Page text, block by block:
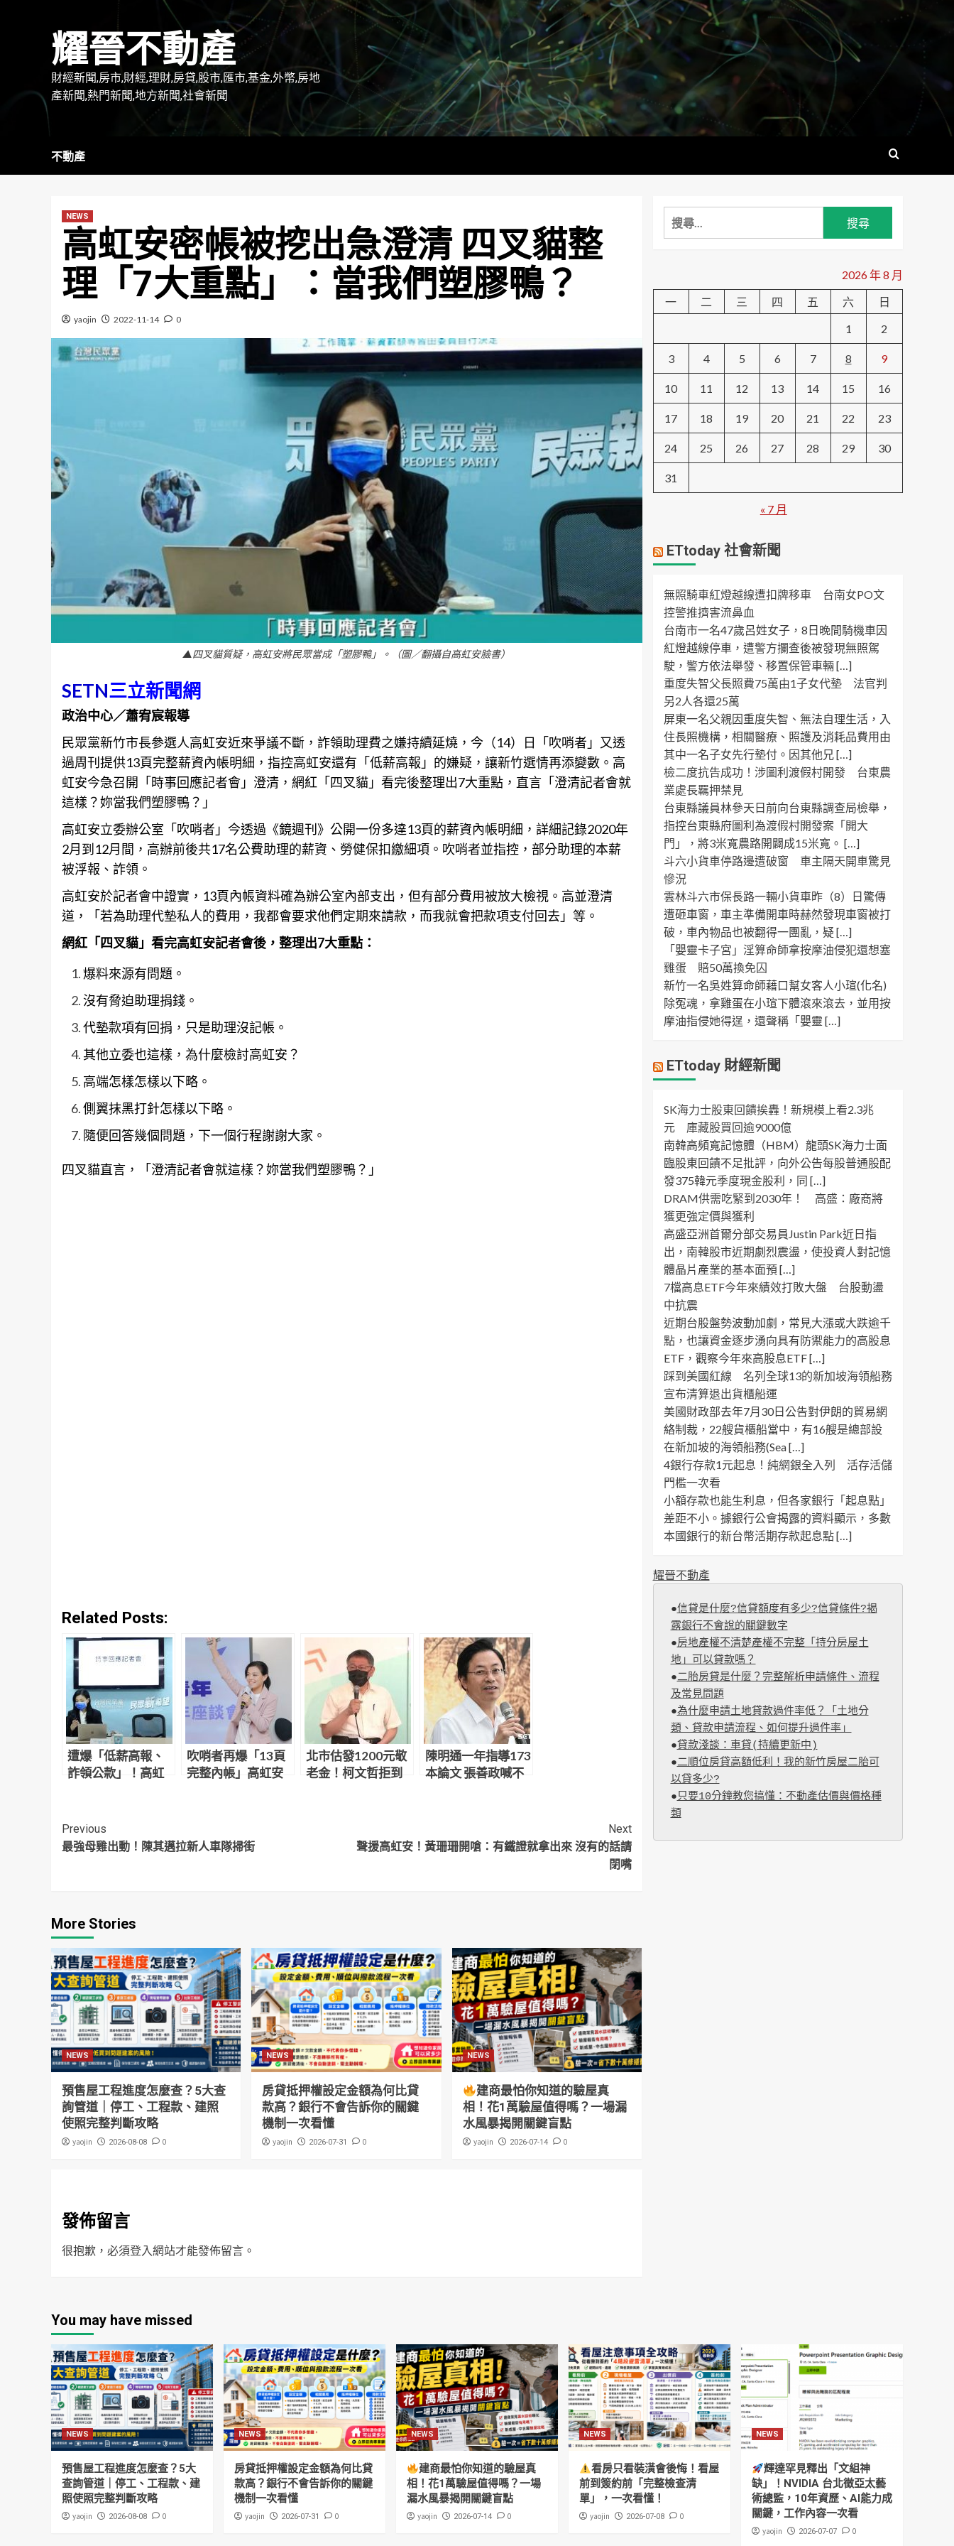
耀晉不動產
財經新聞,房市,財經,理財,房貸,股市,匯市,基金,外幣,房地
產新聞,熱門新聞,地方新聞,社會新聞
不動產
NEWS
高虹安密帳被挖出急澄清 四叉貓整
理「7大重點」：當我們塑膠鴨？
yaojin 2022-11-14 0
▲四叉貓質疑，高虹安將民眾當成「塑膠鴨」。（圖／翻攝自高虹安臉書）
SETN三立新聞網
政治中心／蕭宥宸報導
民眾黨新竹市長參選人高虹安近來爭議不斷，詐領助理費之嫌持續延燒，今（14）日「吹哨者」又透
過周刊提供13頁完整薪資內帳明細，指控高虹安還有「低薪高報」的嫌疑，讓新竹選情再添變數。高
虹安今急召開「時事回應記者會」澄清，網紅「四叉貓」看完後整理出7大重點，直言「澄清記者會就
這樣？妳當我們塑膠鴨？」
高虹安立委辦公室「吹哨者」今透過《鏡週刊》公開一份多達13頁的薪資內帳明細，詳細記錄2020年
2月到12月間，高辦前後共17名公費助理的薪資、勞健保扣繳細項。吹哨者並指控，部分助理的本薪
被浮報、詐領。
高虹安於記者會中證實，13頁內帳資料確為辦公室內部支出，但有部分費用被放大檢視。高並澄清
道，「若為助理代墊私人的費用，我都會要求他們定期來請款，而我就會把款項支付回去」等。
網紅「四叉貓」看完高虹安記者會後，整理出7大重點：
爆料來源有問題。
沒有脅迫助理捐錢。
代墊款項有回捐，只是助理沒記帳。
其他立委也這樣，為什麼檢討高虹安？
高端怎樣怎樣以下略。
側翼抹黑打針怎樣以下略。
隨便回答幾個問題，下一個行程謝謝大家。
四叉貓直言，「澄清記者會就這樣？妳當我們塑膠鴨？」
Related Posts:
遭爆「低薪高報、
詐領公款」！高虹
吹哨者再爆「13頁
完整內帳」高虹安
北市估發1200元敬
老金！柯文哲拒到
陳明通一年指導173
本論文 張善政喊不
Continue
Reading
Previous
最強母雞出動！陳其邁拉新人車隊掃街
Next
聲援高虹安！黃珊珊開嗆：有鐵證就拿出來 沒有的話請
閉嘴
More Stories
NEWS
預售屋工程進度怎麼查？5大查
詢管道｜停工、工程款、建照
使照完整判斷攻略
yaojin 2026-08-08 0
NEWS
房貸抵押權設定金額為何比貸
款高？銀行不會告訴你的關鍵
機制一次看懂
yaojin 2026-07-31 0
NEWS
建商最怕你知道的驗屋真
相！花1萬驗屋值得嗎？一場漏
水風暴揭開關鍵盲點
yaojin 2026-07-14 0
發佈留言
很抱歉，必須登入網站才能發佈留言。
搜
尋
字:
2026 年 8 月
一
二 三 四 五 六
日
1
2
3 4 5 6 7 8 9
10 11 12 13 14 15 16
17 18 19 20 21 22 23
24 25 26 27 28 29 30
31
« 7 月
ETtoday 社會新聞
無照騎車紅燈越線遭扣牌移車 台南女PO文
控警推擠害流鼻血
台南市一名47歲呂姓女子，8日晚間騎機車因
紅燈越線停車，遭警方攔查後被發現無照駕
駛，警方依法舉發、移置保管車輛 […]
重度失智父長照費75萬由1子女代墊 法官判
另2人各還25萬
屏東一名父親因重度失智、無法自理生活，入
住長照機構，相關醫療、照護及消耗品費用由
其中一名子女先行墊付。因其他兄 […]
檢二度抗告成功！涉圖利渡假村開發 台東農
業處長羈押禁見
台東縣議員林參天日前向台東縣調查局檢舉，
指控台東縣府圖利為渡假村開發案「開大
門」，將3米寬農路開闢成15米寬。 […]
斗六小貨車停路邊遭破窗 車主隔天開車驚見
慘況
雲林斗六市保長路一輛小貨車昨（8）日驚傳
遭砸車窗，車主準備開車時赫然發現車窗被打
破，車內物品也被翻得一團亂，疑 […]
「嬰靈卡子宮」淫算命師拿按摩油侵犯還想塞
雞蛋 賠50萬換免囚
新竹一名吳姓算命師藉口幫女客人小瑄(化名)
除冤魂，拿雞蛋在小瑄下體滾來滾去，並用按
摩油指侵她得逞，還聲稱「嬰靈 […]
ETtoday 財經新聞
SK海力士股東回饋挨轟！新規模上看2.3兆
元 庫藏股買回逾9000億
南韓高頻寬記憶體（HBM）龍頭SK海力士面
臨股東回饋不足批評，向外公告每股普通股配
發375韓元季度現金股利，同 […]
DRAM供需吃緊到2030年！ 高盛：廠商將
獲更強定價與獲利
高盛亞洲首爾分部交易員Justin Park近日指
出，南韓股市近期劇烈震盪，使投資人對記憶
體晶片產業的基本面預 […]
7檔高息ETF今年來績效打敗大盤 台股動盪
中抗震
近期台股盤勢波動加劇，常見大漲或大跌逾千
點，也讓資金逐步湧向具有防禦能力的高股息
ETF，觀察今年來高股息ETF […]
踩到美國紅線 名列全球13的新加坡海領船務
宣布清算退出貨櫃船運
美國財政部去年7月30日公告對伊朗的貿易網
絡制裁，22艘貨櫃船當中，有16艘是總部設
在新加坡的海領船務(Sea […]
4銀行存款1元起息！純網銀全入列 活存活儲
門檻一次看
小額存款也能生利息，但各家銀行「起息點」
差距不小。據銀行公會揭露的資料顯示，多數
本國銀行的新台幣活期存款起息點 […]
耀晉不動產
●信貸是什麼?信貸額度有多少?信貸條件?揭
露銀行不會說的關鍵數字
●房地產權不清楚產權不完整「持分房屋土
地」可以貸款嗎？
●二胎房貸是什麼？完整解析申請條件、流程
及常見問題
●為什麼申請土地貸款過件率低？「土地分
類、貸款申請流程、如何提升過件率」
●貸款淺談：車貸(持續更新中)
●二順位房貸高額低利！我的新竹房屋二胎可
以貸多少?
●只要10分鐘教您搞懂：不動產估價與價格種
類
You may have missed
NEWS
預售屋工程進度怎麼查？5大
查詢管道｜停工、工程款、建
照使照完整判斷攻略
yaojin 2026-08-08 0
NEWS
房貸抵押權設定金額為何比貸
款高？銀行不會告訴你的關鍵
機制一次看懂
yaojin 2026-07-31 0
NEWS
建商最怕你知道的驗屋真
相！花1萬驗屋值得嗎？一場
漏水風暴揭開關鍵盲點
yaojin 2026-07-14 0
NEWS
看房只看裝潢會後悔！看屋
前到簽約前「完整檢查清
單」，一次看懂！
yaojin 2026-07-08 0
NEWS
輝達罕見釋出「文組神
缺」！NVIDIA 台北徵亞太藝
術總監，10年資歷、AI能力成
關鍵，工作內容一次看
yaojin 2026-07-07 0